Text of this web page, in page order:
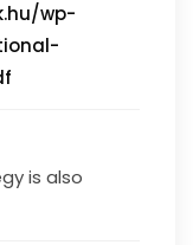
wp-
is also